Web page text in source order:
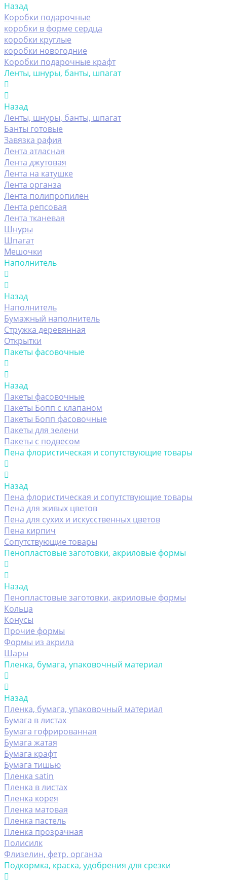
Назад
Коробки подарочные
коробки в форме сердца
коробки круглые
коробки новогодние
Коробки подарочные крафт
Ленты, шнуры, банты, шпагат
Назад
Ленты, шнуры, банты, шпагат
Банты готовые
Завязка рафия
Лента атласная
Лента джутовая
Лента на катушке
Лента органза
Лента полипропилен
Лента репсовая
Лента тканевая
Шнуры
Шпагат
Мешочки
Наполнитель
Назад
Наполнитель
Бумажный наполнитель
Стружка деревянная
Открытки
Пакеты фасовочные
Назад
Пакеты фасовочные
Пакеты Бопп с клапаном
Пакеты Бопп фасовочные
Пакеты для зелени
Пакеты с подвесом
Пена флористическая и сопутствующие товары
Назад
Пена флористическая и сопутствующие товары
Пена для живых цветов
Пена для сухих и искусственных цветов
Пена кирпич
Сопутствующие товары
Пенопластовые заготовки, акриловые формы
Назад
Пенопластовые заготовки, акриловые формы
Кольца
Конусы
Прочие формы
Формы из акрила
Шары
Пленка, бумага, упаковочный материал
Назад
Пленка, бумага, упаковочный материал
Бумага в листах
Бумага гофрированная
Бумага жатая
Бумага крафт
Бумага тишью
Пленка satin
Пленка в листах
Пленка корея
Пленка матовая
Пленка пастель
Пленка прозрачная
Полисилк
Флизелин, фетр, органза
Подкормка, краска, удобрения для срезки